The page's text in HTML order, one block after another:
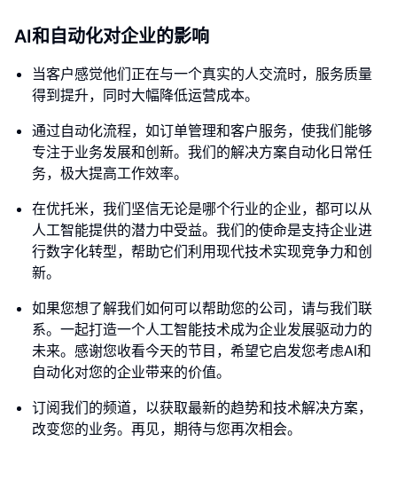
AI和自动化对企业的影响
当客户感觉他们正在与一个真实的人交流时，服务质量
得到提升，同时大幅降低运营成本。
通过自动化流程，如订单管理和客户服务，使我们能够
专注于业务发展和创新。我们的解决方案自动化日常任
务，极大提高工作效率。
在优托米，我们坚信无论是哪个行业的企业，都可以从
人工智能提供的潜力中受益。我们的使命是支持企业进
行数字化转型，帮助它们利用现代技术实现竞争力和创
新。
如果您想了解我们如何可以帮助您的公司，请与我们联
系。一起打造一个人工智能技术成为企业发展驱动力的
未来。感谢您收看今天的节目，希望它启发您考虑AI和
自动化对您的企业带来的价值。
订阅我们的频道，以获取最新的趋势和技术解决方案，
改变您的业务。再见，期待与您再次相会。